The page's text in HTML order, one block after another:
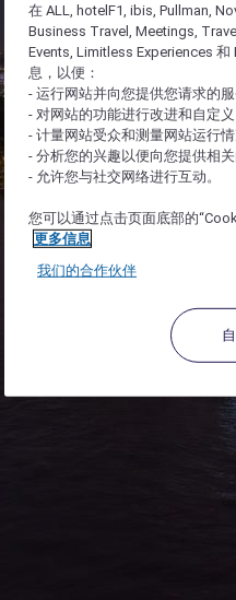
在 ALL, hotelF1, ibis, Pullman,
Business Travel, Meetings,
Events, Limitless Experiences 和
息，以便：
- 运行网站并向您提供您请求的
- 对网站的功能进行改进和自定义
- 计量网站受众和测量网站运行
- 分析您的兴趣以便向您提供相
- 允许您与社交网络进行互动。
您可以通过点击页面底部的
更多信息
我们的合作伙伴